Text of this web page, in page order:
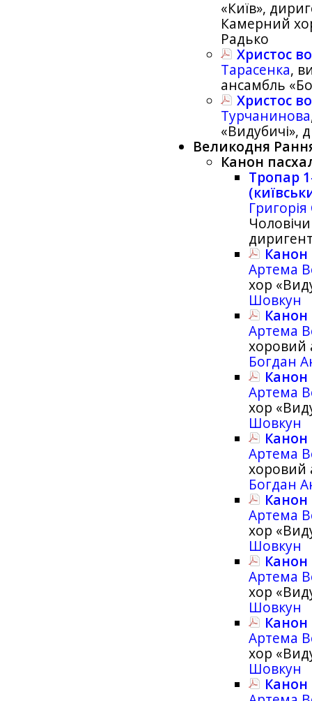
«Київ»,
Камерний
Радько
Христос
Тарасенка,
ансамбль
Христос
Турчанинова
«Видубичі»,
Великодня
Канон
Тропар
Канон
Артема
хор
Шовкун
Канон
Артема
хоровий
Богдан
Канон
Артема
хор
Шовкун
Канон
Артема
хоровий
Богдан
Канон
Артема
хор
Шовкун
Канон
Артема
хор
Шовкун
Канон
Артема
хор
Шовкун
Канон